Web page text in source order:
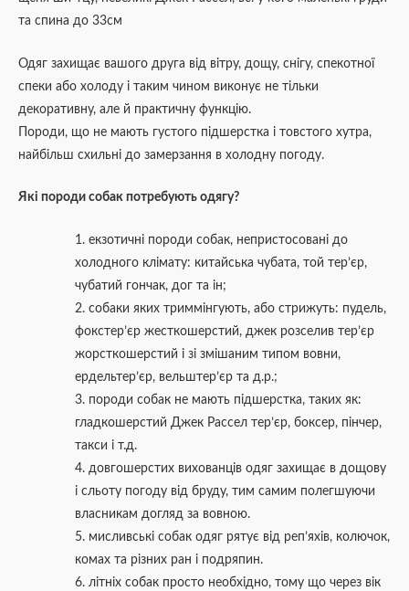
та спина до 33см
Одяг захищає вашого друга від вітру, дощу, снігу, спекотної
спеки або холоду і таким чином виконує не тільки
декоративну, але й практичну функцію.
Породи, що не мають густого підшерстка і товстого хутра,
найбільш схильні до замерзання в холодну погоду.
Які породи собак потребують одягу?
1. екзотичні породи собак, непристосовані до
холодного клімату: китайська чубата, той тер’єр,
чубатий гончак, дог та ін;
2. собаки яких триммінгують, або стрижуть: пудель,
фокстер’єр жесткошерстий, джек розселив тер’єр
жорсткошерстий і зі змішаним типом вовни,
ердельтер’єр, вельштер’єр та д.р.;
3. породи собак не мають підшерстка, таких як:
гладкошерстий Джек Рассел тер’єр, боксер, пінчер,
такси і т.д.
4. довгошерстих вихованців одяг захищає в дощову
і сльоту погоду від бруду, тим самим полегшуючи
власникам догляд за вовною.
5. мисливські собак одяг рятує від реп’яхів, колючок,
комах та різних ран і подряпин.
6. літніх собак просто необхідно, тому що через вік